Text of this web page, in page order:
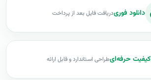
دانلود فوریدریافت فایل بعد از پرداخت
کیفیت حرفه‌ایطراحی استاندارد و قابل ارائه